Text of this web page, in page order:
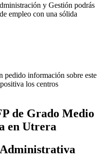
y Gestión podrás
empleo con una sólida
pedido información sobre este
los centros
de Grado Medio
en Utrera